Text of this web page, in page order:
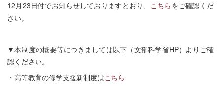
12月23日付でお知らせしておりますとおり、 こちら をご確認くだ
さい。
▼本制度の概要等につきましては以下（文部科学省HP）よりご確
認ください。
・高等教育の修学支援新制度はこちら